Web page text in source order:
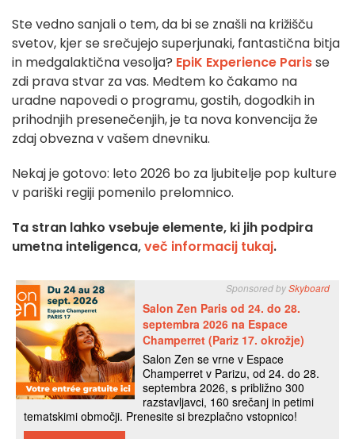
Ste vedno sanjali o tem, da bi se znašli na križišču
svetov, kjer se srečujejo superjunaki, fantastična bitja
in medgalaktična vesolja? EpiK Experience Parisse
zdi prava stvar za vas. Medtem ko čakamo na
uradne napovedi o programu, gostih, dogodkih in
prihodnjih presenečenjih, je ta nova konvencija že
zdaj obvezna v vašem dnevniku.
Nekaj je gotovo: leto 2026 bo za ljubitelje pop kulture
v pariški regiji pomenilo prelomnico.
Ta stran lahko vsebuje elemente, ki jih podpira
umetna inteligenca,več informacij tukaj.